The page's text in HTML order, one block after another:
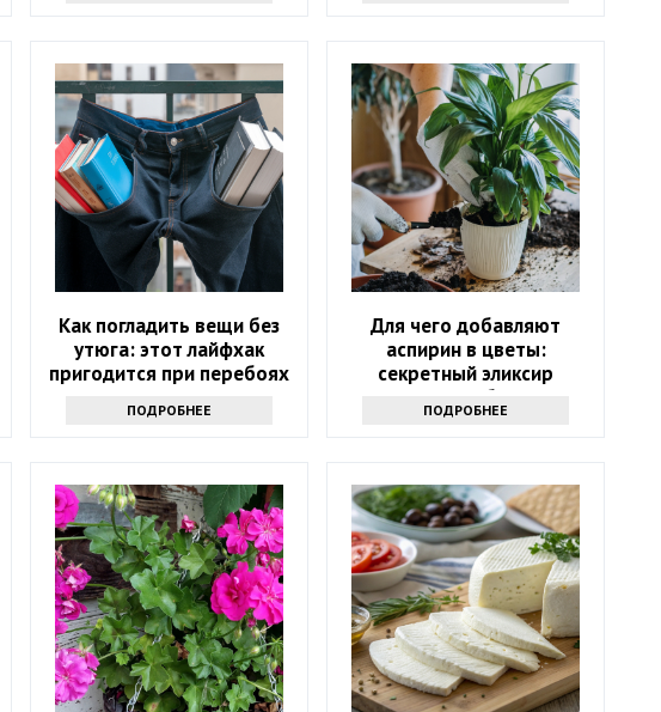
Как погладить вещи без
утюга: этот лайфхак
пригодится при перебоях
ПОДРОБНЕЕ
Для чего добавляют
аспирин в цветы:
секретный эликсир
долголетия букетов
ПОДРОБНЕЕ